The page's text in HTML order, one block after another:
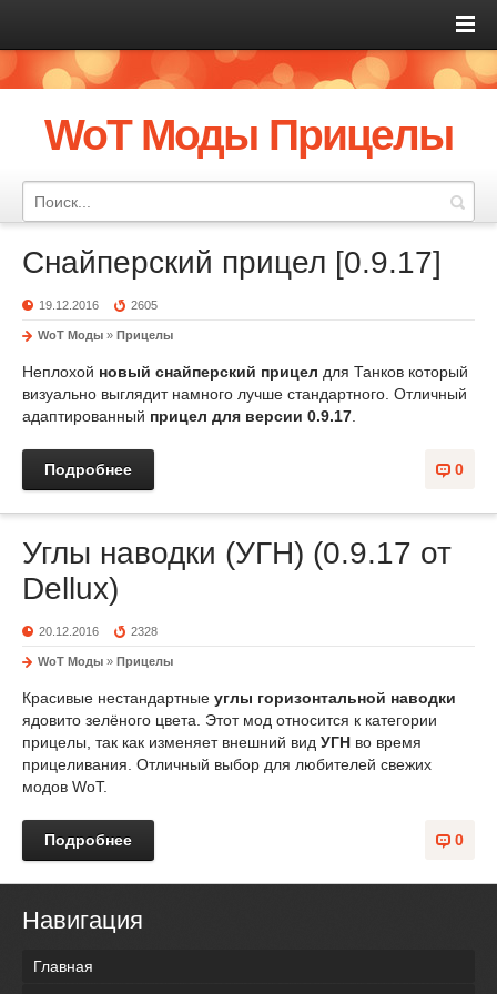
WoT Моды Прицелы
Снайперский прицел [0.9.17]
19.12.2016 2605
WoT Моды » Прицелы
Неплохой новый снайперский прицел для Танков который
визуально выглядит намного лучше стандартного. Отличный
адаптированный прицел для версии 0.9.17
0
Подробнее
Углы наводки (УГН) (0.9.17 от
Dellux)
20.12.2016 2328
WoT Моды » Прицелы
Красивые нестандартные углы горизонтальной наводки
ядовито зелёного цвета. Этот мод относится к категории
прицелы, так как изменяет внешний вид УГН во время
прицеливания. Отличный выбор для любителей свежих
модов WoT.
0
Подробнее
Навигация
Главная